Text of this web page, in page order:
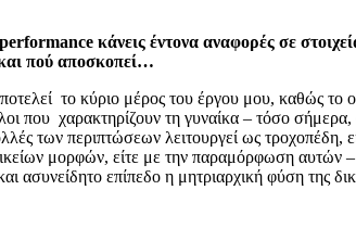
κάνεις έντονα αναφορές σε
πού αποσκοπεί…
αποτελεί το κύριο μέρος του έργου μου, καθώς
που χαρακτηρίζουν τη γυναίκα – τόσο
των περιπτώσεων λειτουργεί ως
μορφών, είτε με την παραμόρφωση αυτών
ασυνείδητο επίπεδο η μητριαρχική φύση